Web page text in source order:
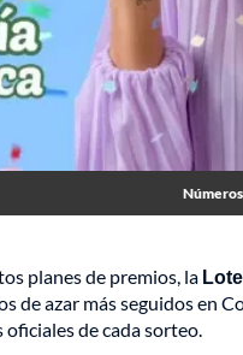
planes de premios, la
de azar más seguidos en
oficiales de cada sorteo.